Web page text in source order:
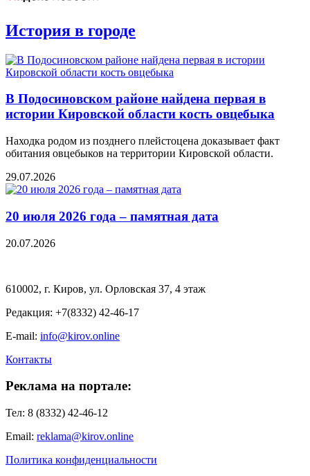
История в городе
В Подосиновском районе найдена первая в
истории Кировской области кость овцебыка
Находка родом из позднего плейстоцена доказывает факт
обитания овцебыков на территории Кировской области.
29.07.2026
20 июля 2026 года – памятная дата
20.07.2026
610002, г. Киров, ул. Орловская 37, 4 этаж
Редакция: +7(8332) 42-46-17
E-mail: info@kirov.online
Контакты
Реклама на портале:
Тел: 8 (8332) 42-46-12
Email: reklama@kirov.online
Политика конфиденциальности